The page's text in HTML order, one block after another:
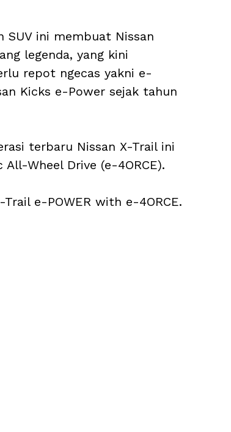
SUV ini membuat Nissan
legenda, yang kini
repot ngecas yakni e-
Kicks e-Power sejak tahun
terbaru Nissan X-Trail ini
Wheel Drive (e-4ORCE).
e-POWER with e-4ORCE.